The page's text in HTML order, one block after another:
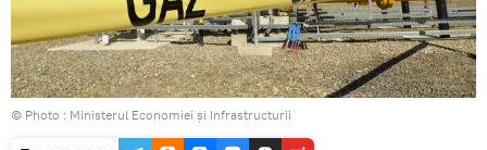
© Photo : Ministerul Economiei și Infrastructurii